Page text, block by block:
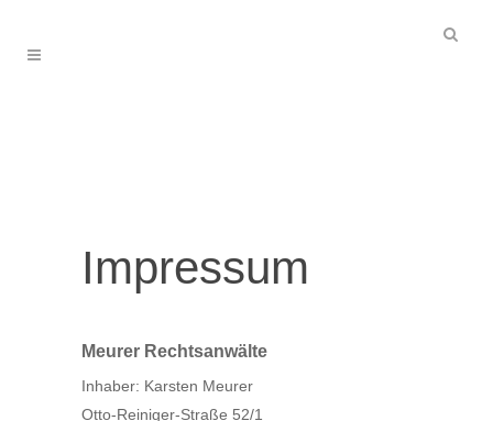
Impressum
Meurer Rechtsanwälte
Inhaber: Karsten Meurer
Otto-Reiniger-Straße 52/1